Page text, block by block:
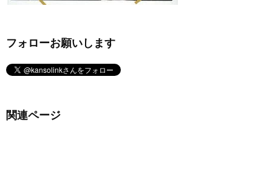
フォローお願いします
関連ページ